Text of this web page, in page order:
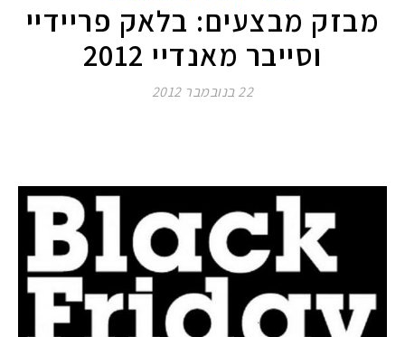
מבזק מבצעים: בלאק פריידיי
וסייבר מאנדיי 2012
22 בנובמבר 2012